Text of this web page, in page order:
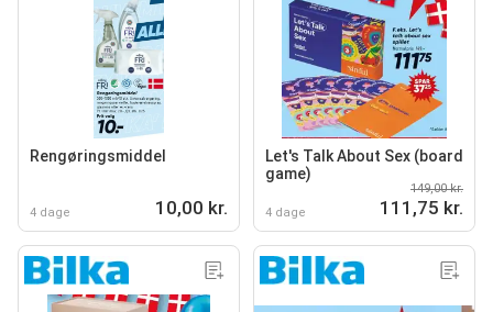
Rengøringsmiddel
4 dage 10,00 kr.
Let's Talk About Sex (board
game)
4 dage
149,00 kr.
111,75 kr.